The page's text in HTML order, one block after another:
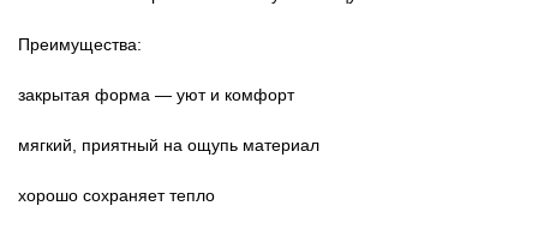
Преимущества:
закрытая форма — уют и комфорт
мягкий, приятный на ощупь материал
хорошо сохраняет тепло